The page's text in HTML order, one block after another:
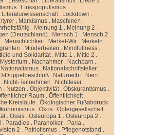
. Linkspopulismus .
. Literaturwissenschaft. Lockdown .
. Marxismus . Maschinen .
. Meinung 1 . Meinung 2 .
(Deutschland) . Mensch 1 . Mensch 2 .
. Menschlichkeit. Merkel-Wir . Merkeln .
. Minderheiten . Mindfullness .
und Solidarität. Mitte 1 . Mitte 2 .
Mysterium . Nachahmer . Nachbarn .
Nationalismus . Nationalschriftsteller .
Doppelbeschluß . Naturrecht. Nein .
. Nicht-Teilnehmen . Nichtleser .
. Nutzen .Objektivität.Obskurantismus .
Raum .Öffentlichkeit.
Kreisläufe .Ökologischer Fußabdruck
.Ökos .Opfergesellschaft.
.Ossis .Osteuropa 1 .Osteuropa 2 .
. Paradies . Paranoiker . Paria .
2 . Patriotismus . Pflegenotstand .